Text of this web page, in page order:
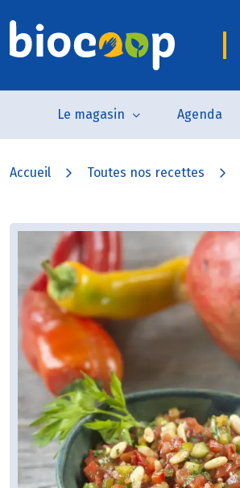
Le magasin Agenda
Accueil Toutes nos recettes